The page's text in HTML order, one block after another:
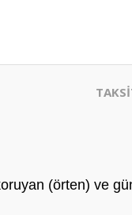
(örten) ve